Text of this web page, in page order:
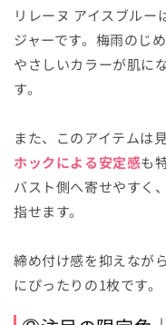
リレーヌ アイスブルー
ジャーです。梅雨のじ
やさしいカラーが肌に
す。
また、このアイテムは
ホックによる安定感も
バスト側へ寄せやすく
指せます。
締め付け感を抑えなが
にぴったりの1枚です。